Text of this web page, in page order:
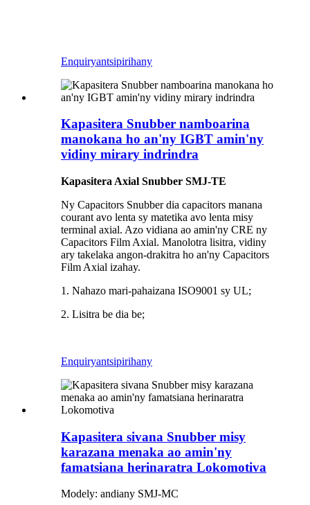
Enquiryantsipirihany
Kapasitera Snubber namboarina
manokana ho an'ny IGBT amin'ny
vidiny mirary indrindra
Kapasitera Axial Snubber SMJ-TE
Ny Capacitors Snubber dia capacitors manana
courant avo lenta sy matetika avo lenta misy
terminal axial. Azo vidiana ao amin'ny CRE ny
Capacitors Film Axial. Manolotra lisitra, vidiny
ary takelaka angon-drakitra ho an'ny Capacitors
Film Axial izahay.
1. Nahazo mari-pahaizana ISO9001 sy UL;
2. Lisitra be dia be;
Enquiryantsipirihany
Kapasitera sivana Snubber misy
karazana menaka ao amin'ny
famatsiana herinaratra Lokomotiva
Modely: andiany SMJ-MC